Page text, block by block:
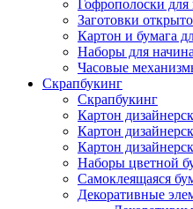
Гофрополоски
Заготовки
Картон и бумага
Наборы для
Часовые
Скрапбукинг
Скрапбукинг
Картон
Картон
Картон
Наборы цветной
Самоклеящаяся
Декоративные